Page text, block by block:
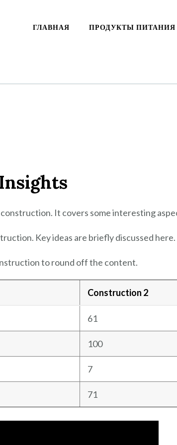
ГЛАВНАЯ ПРОДУКТЫ ПИТАНИЯ
It covers some interesting
Key ideas are briefly discussed here.
to round off the content.
Construction 2
61
100
7
71